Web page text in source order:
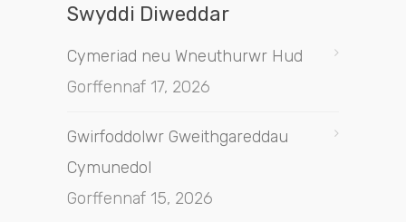
Swyddi Diweddar
Cymeriad neu Wneuthurwr Hud
Gorffennaf 17, 2026
Gwirfoddolwr Gweithgareddau
Cymunedol
Gorffennaf 15, 2026